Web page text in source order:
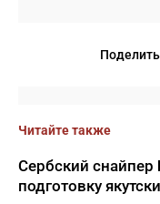
Читайте также
Сербский
подготовку